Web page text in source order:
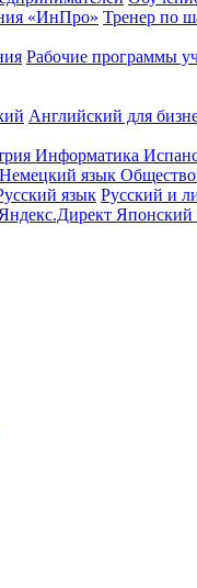
«ИнПро» Тренер по
Рабочие программы
Английский для
Информатика
Немецкий язык
язык Русский и
Яндекс.Директ Японский